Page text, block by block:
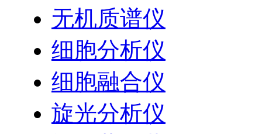
无机质谱仪
细胞分析仪
细胞融合仪
旋光分析仪